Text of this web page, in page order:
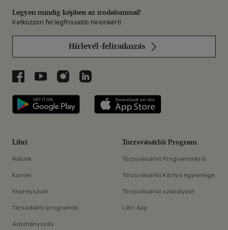
Legyen mindig képben az irodalommal!
Iratkozzon fel legfrissebb híreinkért!
Hírlevél-feliratkozás
Libri a Facebookon
Libri a Youtube-on
Libri az Instagramon
Libri a LinkedInen
Libri applikáció Szerezd meg: Google
Libri
Rólunk
Karrier
Impresszum
Társadalmi programok
Adományozás
Törzsvásárlói Program
Törzsvásárlói Programunkról
Törzsvásárlói Kártya egyenlege
Törzsvásárlói szabályzat
Libri App